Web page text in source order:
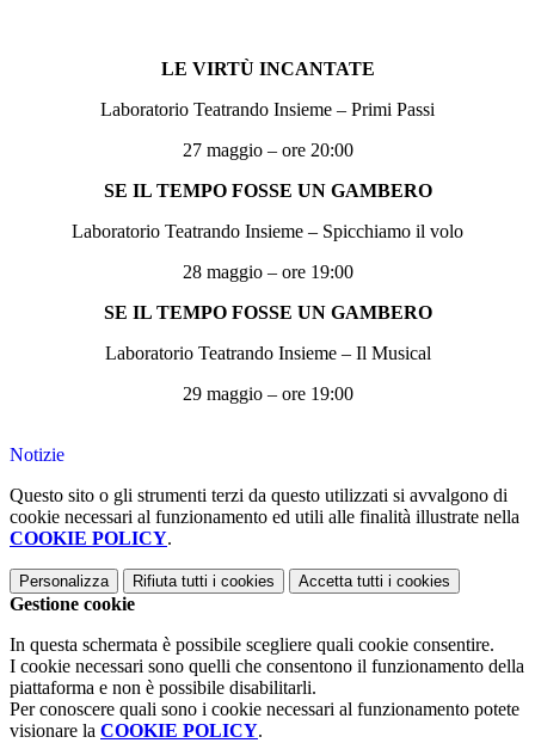
LE VIRTÙ INCANTATE
Laboratorio Teatrando Insieme – Primi Passi
27 maggio – ore 20:00
SE IL TEMPO FOSSE UN GAMBERO
Laboratorio Teatrando Insieme – Spicchiamo il volo
28 maggio – ore 19:00
SE IL TEMPO FOSSE UN GAMBERO
Laboratorio Teatrando Insieme – Il Musical
29 maggio – ore 19:00
Notizie
Questo sito o gli strumenti terzi da questo utilizzati si avvalgono di
cookie necessari al funzionamento ed utili alle finalità illustrate nella
COOKIE POLICY.
Personalizza Rifiuta tutti i cookies Accetta tutti i cookies
Gestione cookie
In questa schermata è possibile scegliere quali cookie consentire.
I cookie necessari sono quelli che consentono il funzionamento della
piattaforma e non è possibile disabilitarli.
Per conoscere quali sono i cookie necessari al funzionamento potete
visionare la COOKIE POLICY.